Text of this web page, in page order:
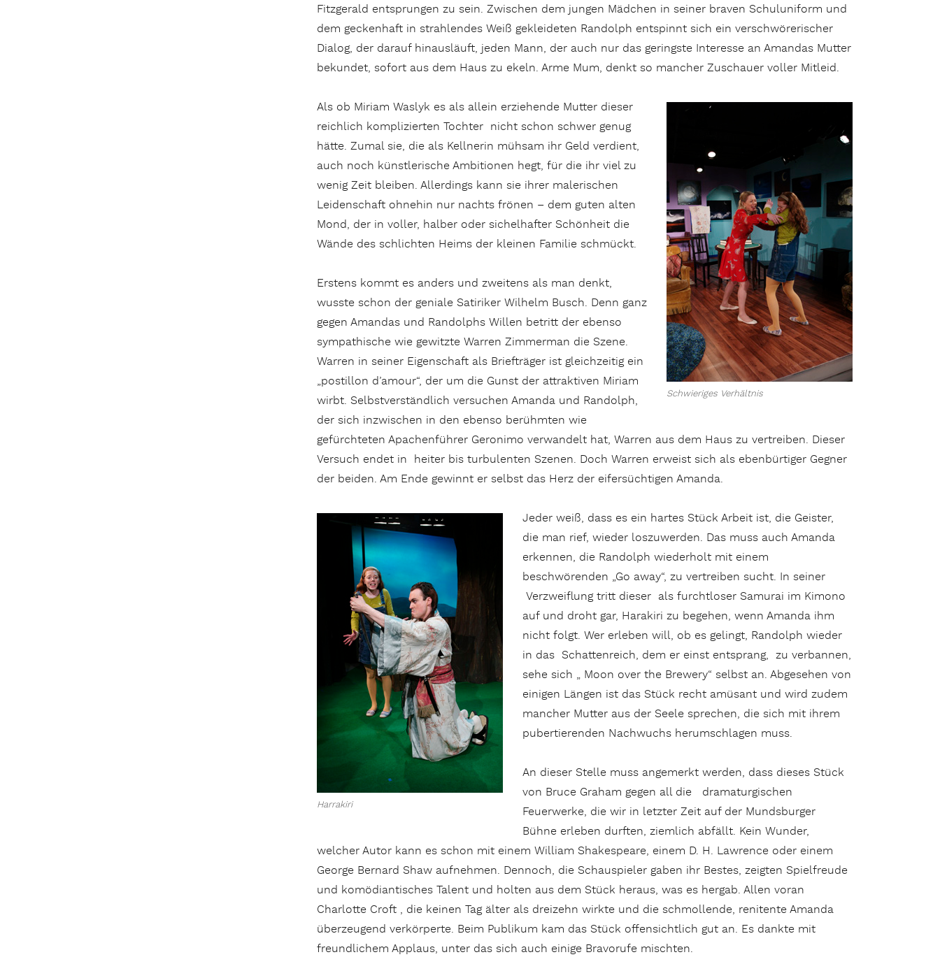
Fitzgerald entsprungen zu sein. Zwischen dem jungen Mädchen in seiner braven Schuluniform und
dem geckenhaft in strahlendes Weiß gekleideten Randolph entspinnt sich ein verschwörerischer
Dialog, der darauf hinausläuft, jeden Mann, der auch nur das geringste Interesse an Amandas Mutter
bekundet, sofort aus dem Haus zu ekeln. Arme Mum, denkt so mancher Zuschauer voller Mitleid.
Schwieriges Verhältnis
Als ob Miriam Waslyk es als allein erziehende Mutter dieser
reichlich komplizierten Tochter nicht schon schwer genug
hätte. Zumal sie, die als Kellnerin mühsam ihr Geld verdient,
auch noch künstlerische Ambitionen hegt, für die ihr viel zu
wenig Zeit bleiben. Allerdings kann sie ihrer malerischen
Leidenschaft ohnehin nur nachts frönen – dem guten alten
Mond, der in voller, halber oder sichelhafter Schönheit die
Wände des schlichten Heims der kleinen Familie schmückt.
Erstens kommt es anders und zweitens als man denkt,
wusste schon der geniale Satiriker Wilhelm Busch. Denn ganz
gegen Amandas und Randolphs Willen betritt der ebenso
sympathische wie gewitzte Warren Zimmerman die Szene.
Warren in seiner Eigenschaft als Briefträger ist gleichzeitig ein
„postillon d’amour“, der um die Gunst der attraktiven Miriam
wirbt. Selbstverständlich versuchen Amanda und Randolph,
der sich inzwischen in den ebenso berühmten wie
gefürchteten Apachenführer Geronimo verwandelt hat, Warren aus dem Haus zu vertreiben. Dieser
Versuch endet in heiter bis turbulenten Szenen. Doch Warren erweist sich als ebenbürtiger Gegner
der beiden. Am Ende gewinnt er selbst das Herz der eifersüchtigen Amanda.
Harrakiri
Jeder weiß, dass es ein hartes Stück Arbeit ist, die Geister,
die man rief, wieder loszuwerden. Das muss auch Amanda
erkennen, die Randolph wiederholt mit einem
beschwörenden „Go away“, zu vertreiben sucht. In seiner
Verzweiflung tritt dieser als furchtloser Samurai im Kimono
auf und droht gar, Harakiri zu begehen, wenn Amanda ihm
nicht folgt. Wer erleben will, ob es gelingt, Randolph wieder
in das Schattenreich, dem er einst entsprang, zu verbannen,
sehe sich „ Moon over the Brewery“ selbst an. Abgesehen von
einigen Längen ist das Stück recht amüsant und wird zudem
mancher Mutter aus der Seele sprechen, die sich mit ihrem
pubertierenden Nachwuchs herumschlagen muss.
An dieser Stelle muss angemerkt werden, dass dieses Stück
von Bruce Graham gegen all die dramaturgischen
Feuerwerke, die wir in letzter Zeit auf der Mundsburger
Bühne erleben durften, ziemlich abfällt. Kein Wunder,
welcher Autor kann es schon mit einem William Shakespeare, einem D. H. Lawrence oder einem
George Bernard Shaw aufnehmen. Dennoch, die Schauspieler gaben ihr Bestes, zeigten Spielfreude
und komödiantisches Talent und holten aus dem Stück heraus, was es hergab. Allen voran
Charlotte Croft , die keinen Tag älter als dreizehn wirkte und die schmollende, renitente Amanda
überzeugend verkörperte. Beim Publikum kam das Stück offensichtlich gut an. Es dankte mit
freundlichem Applaus, unter das sich auch einige Bravorufe mischten.